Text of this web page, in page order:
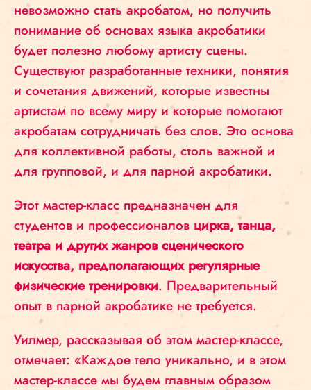
невозможно стать акробатом, но получить
понимание об основах языка акробатики
будет полезно любому артисту сцены.
Существуют разработанные техники, понятия
и сочетания движений, которые известны
артистам по всему миру и которые помогают
акробатам сотрудничать без слов. Это основа
для коллективной работы, столь важной и
для групповой, и для парной акробатики.
Этот мастер-класс предназначен для
студентов и профессионалов цирка, танца,
театра и других жанров сценического
искусства, предполагающих регулярные
физические тренировки. Предварительный
опыт в парной акробатике не требуется.
Уилмер, рассказывая об этом мастер-классе,
отмечает: «Каждое тело уникально, и в этом
мастер-классе мы будем главным образом